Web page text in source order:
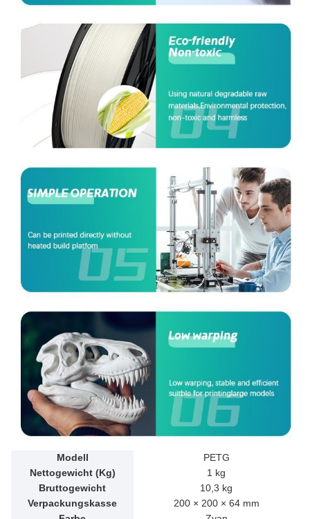
Modell
PETG
Nettogewicht (Kg)
1 kg
Bruttogewicht
10,3 kg
Verpackungskasse
200 × 200 × 64 mm